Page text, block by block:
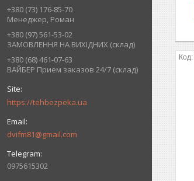
+380 (73) 176-85-70
Менеджер, Роман
+380 (97) 561-53-02
ЗАМОВЛЕННЯ НА ВИХІДНИХ (склад)
+380 (68) 461-07-63
ВАЙБЕР Прием заказов 24/7 (склад)
https://tehbezpeka.ua
dvifm81@gmail.com
0975615302